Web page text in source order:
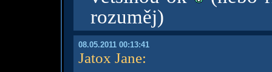
rozuměj)
08.05.2011 00:13:41
Jatox Jane: